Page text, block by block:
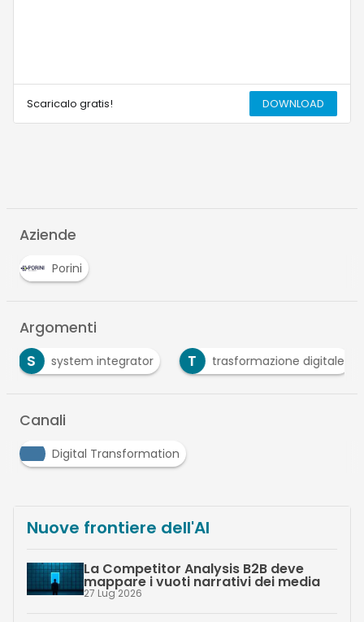
Scaricalo gratis! DOWNLOAD
Aziende
Porini
Argomenti
S
system integrator T trasformazione digitale
Canali
Digital Transformation
Nuove frontiere dell'AI
La Competitor Analysis B2B deve
mappare i vuoti narrativi dei media
27 Lug 2026